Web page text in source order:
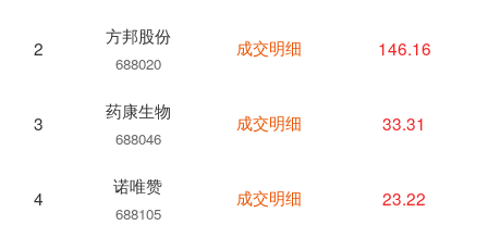
2
方邦股份
688020
3
药康生物
688046
4
诺唯赞
688105
成交明细 146.16
成交明细 33.31
成交明细 23.22